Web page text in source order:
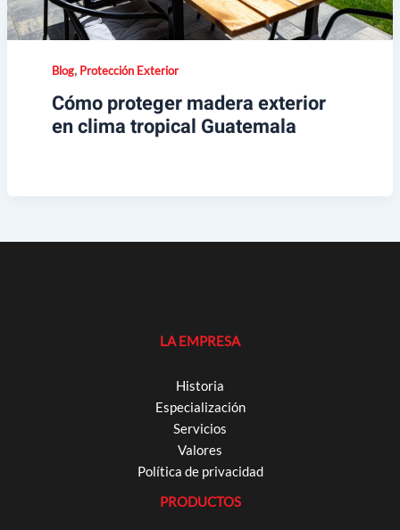
Blog, Protección Exterior
Cómo proteger madera exterior
en clima tropical Guatemala
LA EMPRESA
Historia
Especialización
Servicios
Valores
Política de privacidad
PRODUCTOS